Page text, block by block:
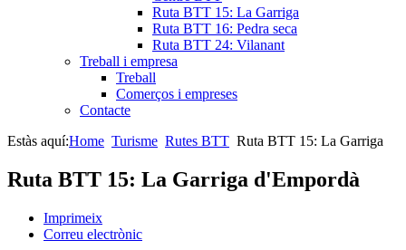
Ruta BTT 15: La Garriga
Ruta BTT 16: Pedra seca
Ruta BTT 24: Vilanant
Treball i empresa
Treball
Comerços i empreses
Contacte
Estàs aquí:Home Turisme Rutes BTT Ruta BTT 15: La Garriga
Ruta BTT 15: La Garriga d'Empordà
Imprimeix
Correu electrònic